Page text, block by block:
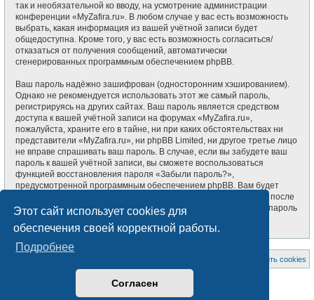
Этот сайт использует cookies для
обеспечения своей корректной работы.
Подробнее
Согласен
так и необязательной ко вводу, на усмотрение администрации
конференции «MyZafira.ru». В любом случае у вас есть возможность
выбрать, какая информация из вашей учётной записи будет
общедоступна. Кроме того, у вас есть возможность согласиться/
отказаться от получения сообщений, автоматически
сгенерированных программным обеспечением phpBB.
Ваш пароль надёжно зашифрован (односторонним хэшированием).
Однако не рекомендуется использовать этот же самый пароль,
регистрируясь на других сайтах. Ваш пароль является средством
доступа к вашей учётной записи на форумах «MyZafira.ru»,
пожалуйста, храните его в тайне, ни при каких обстоятельствах ни
представители «MyZafira.ru», ни phpBB Limited, ни другое третье лицо
не вправе спрашивать ваш пароль. В случае, если вы забудете ваш
пароль к вашей учётной записи, вы сможете воспользоваться
функцией восстановления пароля «Забыли пароль?»,
предусмотренной программным обеспечением phpBB. Вам будет
необходимо ввести ваше имя пользователя и ваш адрес email, после
чего программное обеспечение phpBB сгенерирует вам новый пароль
для вашей учётной записи.
Удалить cookies
Создано на основе